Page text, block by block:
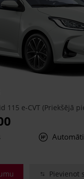
115 e-CVT (Priekšējā
Pievienot